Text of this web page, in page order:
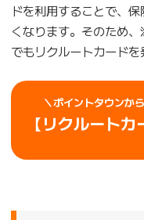
ドを利用することで、
くなります。そのため
でもリクルートカードを
＼ポイントタウンか
【リクルートカ